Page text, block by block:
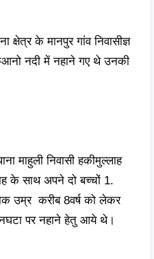
के मानपुर गांव निवासीज्ञ
नदी में नहाने गए थे उनकी
माहुली निवासी हकीमुल्लाह
के साथ अपने दो बच्चों 1.
उम्र  करीब 8वर्ष को लेकर
पर नहाने हेतु आये थे।